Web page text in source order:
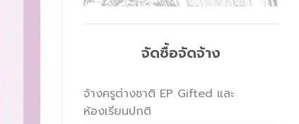
จัดซื้อจัดจ้าง
จ้างครูต่างชาติ EP Gifted และ
ห้องเรียนปกติ